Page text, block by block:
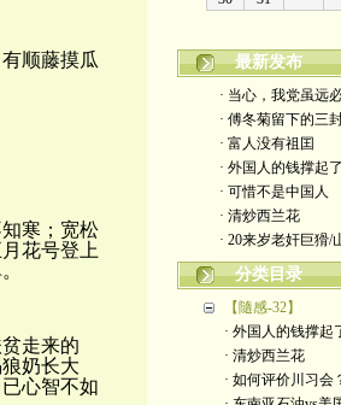
顺藤摸瓜
寒；宽松
花号登上
走来的
奶长大
心智不如
最新发布
· 当心，我党虽远
· 傅冬菊留下的三
· 富人没有祖囯
· 外国人的钱撑起
· 可惜不是中国人
· 清炒西兰花
· 20来岁老奸巨猾/
分类目录
【隨感-32】
· 外国人的钱撑起
· 清炒西兰花
· 如何评价川习会